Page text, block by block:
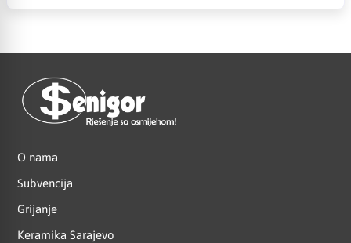
O nama
Subvencija
Grijanje
Keramika Sarajevo